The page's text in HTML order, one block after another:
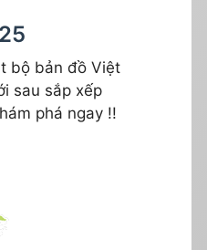
bộ bản đồ Việt
sau sắp xếp
phá ngay !!